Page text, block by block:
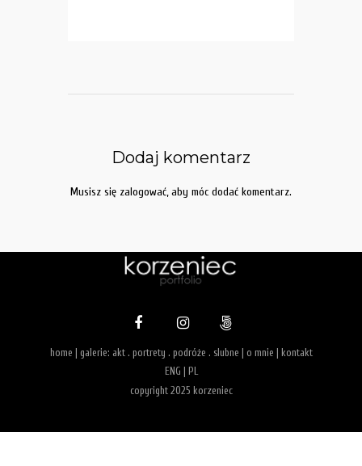
Dodaj komentarz
Musisz się zalogować, aby móc dodać komentarz.
home | galerie: akt. portrety . podróże . slubne o mnie
kontakt
ENG
PL
copyright 2025 korzeniec